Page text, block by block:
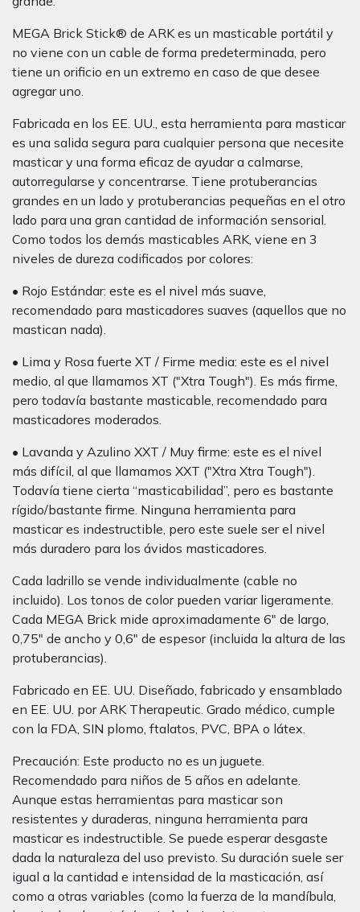
MEGA Brick Stick® de ARK es un masticable portátil y
no viene con un cable de forma predeterminada, pero
tiene un orificio en un extremo en caso de que desee
agregar uno.
Fabricada en los EE. UU., esta herramienta para masticar
es una salida segura para cualquier persona que necesite
masticar y una forma eficaz de ayudar a calmarse,
autorregularse y concentrarse. Tiene protuberancias
grandes en un lado y protuberancias pequeñas en el otro
lado para una gran cantidad de información sensorial.
Como todos los demás masticables ARK, viene en 3
niveles de dureza codificados por colores:
• Rojo Estándar: este es el nivel más suave,
recomendado para masticadores suaves (aquellos que no
mastican nada).
• Lima y Rosa fuerte XT / Firme media: este es el nivel
medio, al que llamamos XT ("Xtra Tough"). Es más firme,
pero todavía bastante masticable, recomendado para
masticadores moderados.
• Lavanda y Azulino XXT / Muy firme: este es el nivel
más difícil, al que llamamos XXT ("Xtra Xtra Tough").
Todavía tiene cierta “masticabilidad”, pero es bastante
rígido/bastante firme. Ninguna herramienta para
masticar es indestructible, pero este suele ser el nivel
más duradero para los ávidos masticadores.
Cada ladrillo se vende individualmente (cable no
incluido). Los tonos de color pueden variar ligeramente.
Cada MEGA Brick mide aproximadamente 6" de largo,
0,75" de ancho y 0,6" de espesor (incluida la altura de las
protuberancias).
Fabricado en EE. UU. Diseñado, fabricado y ensamblado
en EE. UU. por ARK Therapeutic. Grado médico, cumple
con la FDA, SIN plomo, ftalatos, PVC, BPA o látex.
Precaución: Este producto no es un juguete.
Recomendado para niños de 5 años en adelante.
Aunque estas herramientas para masticar son
resistentes y duraderas, ninguna herramienta para
masticar es indestructible. Se puede esperar desgaste
dada la naturaleza del uso previsto. Su duración suele ser
igual a la cantidad e intensidad de la masticación, así
como a otras variables (como la fuerza de la mandíbula,